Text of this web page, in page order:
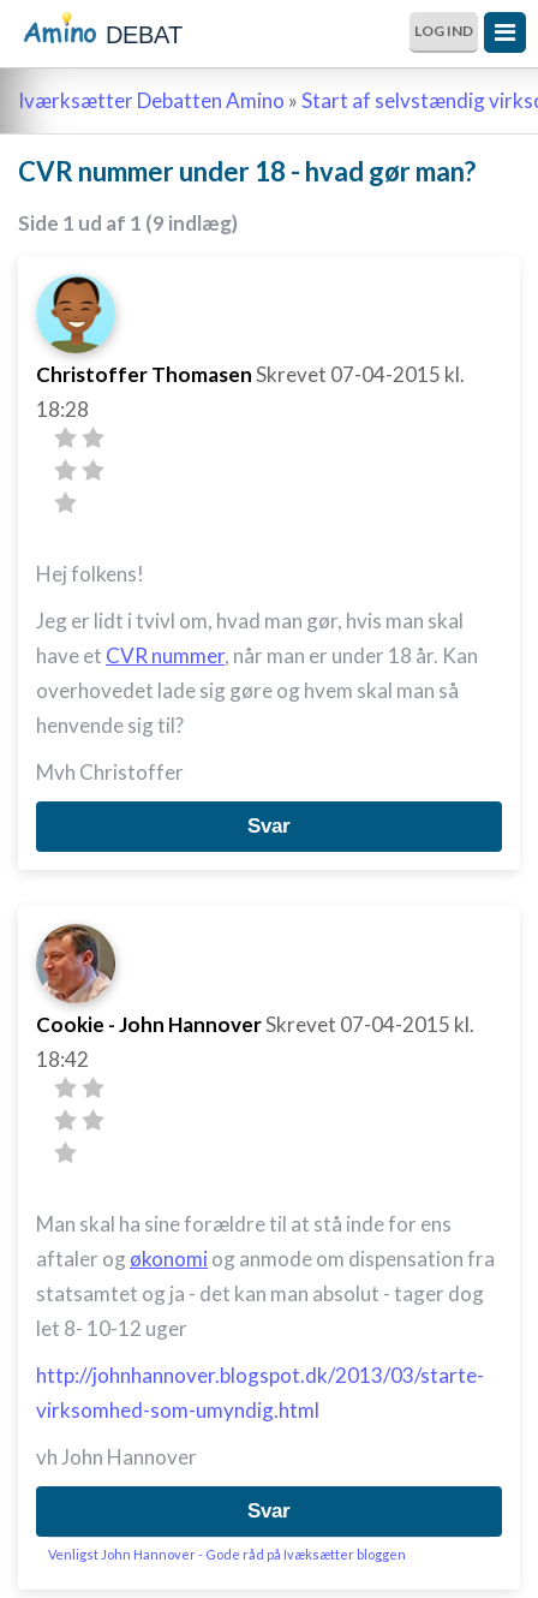
DEBAT LOG IND
Iværksætter Debatten Amino »Start af selvstændig
CVR nummer under 18 - hvad gør man?
Side 1 ud af 1 (9 indlæg)
Christoffer ThomasenSkrevet 07-04-2015 kl.
18:28
Hej folkens!
Jeg er lidt i tvivl om, hvad man gør, hvis man skal
have et CVR nummer, når man er under 18 år. Kan
overhovedet lade sig gøre og hvem skal man så
henvende sig til?
Mvh Christoffer
Svar
Cookie - John HannoverSkrevet 07-04-2015 kl.
18:42
Man skal ha sine forældre til at stå inde for ens
aftaler og økonomi og anmode om dispensation fra
statsamtet og ja - det kan man absolut - tager dog
let 8- 10-12 uger
http://johnhannover.blogspot.dk/2013/03/starte-
virksomhed-som-umyndig.html
vh John Hannover
Svar
Venligst John Hannover - Gode råd på Ivæksætter bloggen